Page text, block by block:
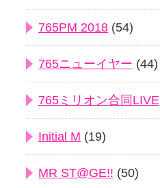
765PM 2018 (54)
765ニューイヤー (44)
765ミリオン合同LIVE
Initial M (19)
MR ST@GE!! (50)